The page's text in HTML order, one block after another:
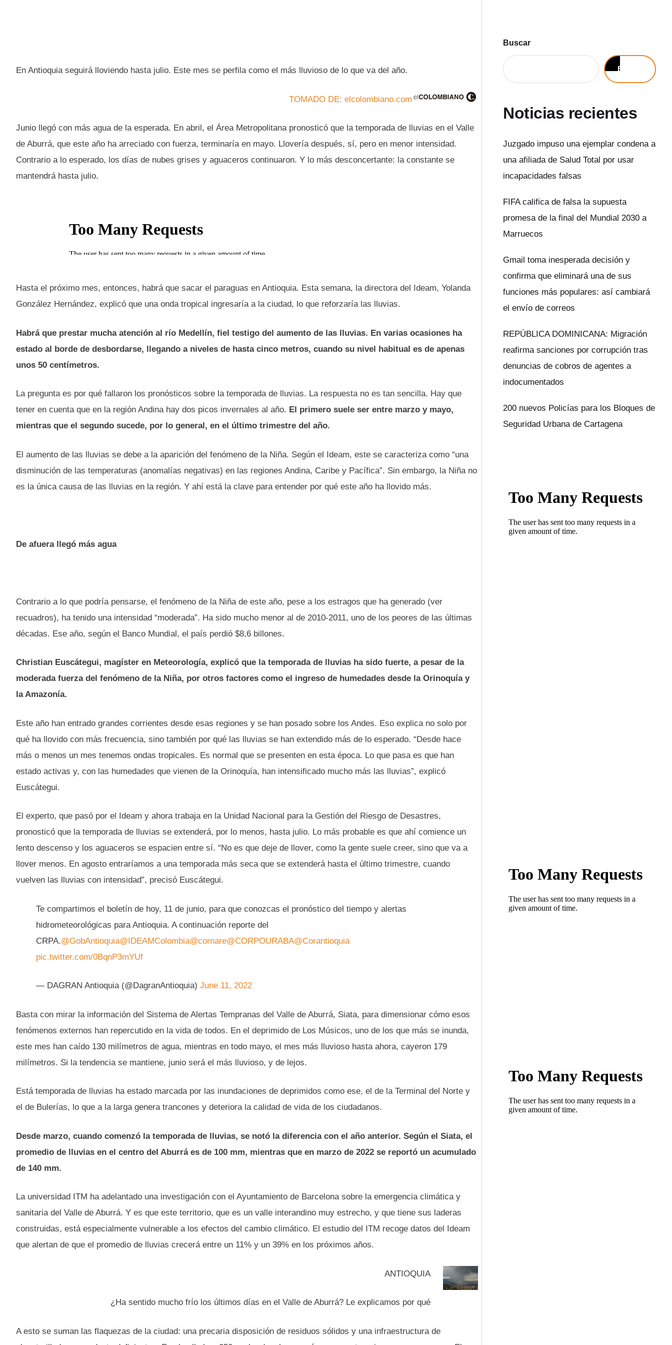
En Antioquia seguirá lloviendo hasta julio. Este mes se perfila como el más lluvioso de lo que va del año.
TOMADO DE: elcolombiano.com
Junio llegó con más agua de la esperada. En abril, el Área Metropolitana pronosticó que la temporada de lluvias en el Valle
de Aburrá, que este año ha arreciado con fuerza, terminaría en mayo. Llovería después, sí, pero en menor intensidad.
Contrario a lo esperado, los días de nubes grises y aguaceros continuaron. Y lo más desconcertante: la constante se
mantendrá hasta julio.
Hasta el próximo mes, entonces, habrá que sacar el paraguas en Antioquia. Esta semana, la directora del Ideam, Yolanda
González Hernández, explicó que una onda tropical ingresaría a la ciudad, lo que reforzaría las lluvias.
Habrá que prestar mucha atención al río Medellín, fiel testigo del aumento de las lluvias. En varias ocasiones ha
estado al borde de desbordarse, llegando a niveles de hasta cinco metros, cuando su nivel habitual es de apenas
unos 50 centímetros.
La pregunta es por qué fallaron los pronósticos sobre la temporada de lluvias. La respuesta no es tan sencilla. Hay que
tener en cuenta que en la región Andina hay dos picos invernales al año. El primero suele ser entre marzo y mayo,
mientras que el segundo sucede, por lo general, en el último trimestre del año.
El aumento de las lluvias se debe a la aparición del fenómeno de la Niña. Según el Ideam, este se caracteriza como “una
disminución de las temperaturas (anomalías negativas) en las regiones Andina, Caribe y Pacífica”. Sin embargo, la Niña no
es la única causa de las lluvias en la región. Y ahí está la clave para entender por qué este año ha llovido más.
De afuera llegó más agua
Contrario a lo que podría pensarse, el fenómeno de la Niña de este año, pese a los estragos que ha generado (ver
recuadros), ha tenido una intensidad “moderada”. Ha sido mucho menor al de 2010-2011, uno de los peores de las últimas
décadas. Ese año, según el Banco Mundial, el país perdió $8,6 billones.
Christian Euscátegui, magíster en Meteorología, explicó que la temporada de lluvias ha sido fuerte, a pesar de la
moderada fuerza del fenómeno de la Niña, por otros factores como el ingreso de humedades desde la Orinoquía y
la Amazonía.
Este año han entrado grandes corrientes desde esas regiones y se han posado sobre los Andes. Eso explica no solo por
qué ha llovido con más frecuencia, sino también por qué las lluvias se han extendido más de lo esperado. “Desde hace
más o menos un mes tenemos ondas tropicales. Es normal que se presenten en esta época. Lo que pasa es que han
estado activas y, con las humedades que vienen de la Orinoquía, han intensificado mucho más las lluvias”, explicó
Euscátegui.
El experto, que pasó por el Ideam y ahora trabaja en la Unidad Nacional para la Gestión del Riesgo de Desastres,
pronosticó que la temporada de lluvias se extenderá, por lo menos, hasta julio. Lo más probable es que ahí comience un
lento descenso y los aguaceros se espacien entre sí. “No es que deje de llover, como la gente suele creer, sino que va a
llover menos. En agosto entraríamos a una temporada más seca que se extenderá hasta el último trimestre, cuando
vuelven las lluvias con intensidad”, precisó Euscátegui.
Te compartimos el boletín de hoy, 11 de junio, para que conozcas el pronóstico del tiempo y alertas
hidrometeorológicas para Antioquia. A continuación reporte del
CRPA.@GobAntioquia@IDEAMColombia@cornare@CORPOURABA@Corantioquia
pic.twitter.com/0BqnP3mYUf
— DAGRAN Antioquia (@DagranAntioquia) June 11, 2022
Basta con mirar la información del Sistema de Alertas Tempranas del Valle de Aburrá, Siata, para dimensionar cómo esos
fenómenos externos han repercutido en la vida de todos. En el deprimido de Los Músicos, uno de los que más se inunda,
este mes han caído 130 milímetros de agua, mientras en todo mayo, el mes más lluvioso hasta ahora, cayeron 179
milímetros. Si la tendencia se mantiene, junio será el más lluvioso, y de lejos.
Está temporada de lluvias ha estado marcada por las inundaciones de deprimidos como ese, el de la Terminal del Norte y
el de Bulerías, lo que a la larga genera trancones y deteriora la calidad de vida de los ciudadanos.
Desde marzo, cuando comenzó la temporada de lluvias, se notó la diferencia con el año anterior. Según el Siata, el
promedio de lluvias en el centro del Aburrá es de 100 mm, mientras que en marzo de 2022 se reportó un acumulado
de 140 mm.
La universidad ITM ha adelantado una investigación con el Ayuntamiento de Barcelona sobre la emergencia climática y
sanitaria del Valle de Aburrá. Y es que este territorio, que es un valle interandino muy estrecho, y que tiene sus laderas
construidas, está especialmente vulnerable a los efectos del cambio climático. El estudio del ITM recoge datos del Ideam
que alertan de que el promedio de lluvias crecerá entre un 11% y un 39% en los próximos años.
ANTIOQUIA
¿Ha sentido mucho frío los últimos días en el Valle de Aburrá? Le explicamos por qué
A esto se suman las flaquezas de la ciudad: una precaria disposición de residuos sólidos y una infraestructura de
Buscar
Buscar
Noticias recientes
Juzgado impuso una ejemplar condena a
una afiliada de Salud Total por usar
incapacidades falsas
FIFA califica de falsa la supuesta
promesa de la final del Mundial 2030 a
Marruecos
Gmail toma inesperada decisión y
confirma que eliminará una de sus
funciones más populares: así cambiará
el envío de correos
REPÚBLICA DOMINICANA: Migración
reafirma sanciones por corrupción tras
denuncias de cobros de agentes a
indocumentados
200 nuevos Policías para los Bloques de
Seguridad Urbana de Cartagena